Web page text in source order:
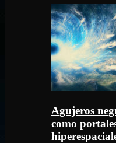
Agujeros
como